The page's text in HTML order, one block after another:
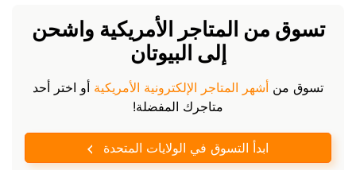
تسوق من المتاجر الأمريكية واشحن
إلى البيوتان
تسوق من أشهر المتاجر الإلكترونية الأمريكية أو اختر أحد
متاجرك المفضلة!
ابدأ التسوق في الولايات المتحدة